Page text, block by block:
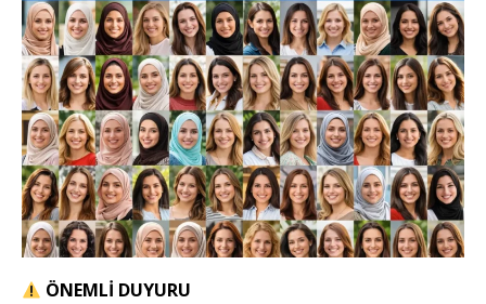
ÖNEMLİ DUYURU